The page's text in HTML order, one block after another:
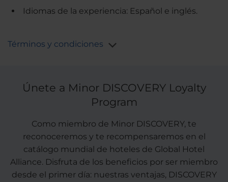
Idiomas de la experiencia: Español e inglés.
Términos y condiciones
Únete a Minor DISCOVERY Loyalty
Program
Como miembro de Minor DISCOVERY, te
reconoceremos y te recompensaremos en el
catálogo mundial de hoteles de Global Hotel
Alliance. Disfruta de los beneficios por ser miembro
desde el primer día: nuestras ventajas, DISCOVERY